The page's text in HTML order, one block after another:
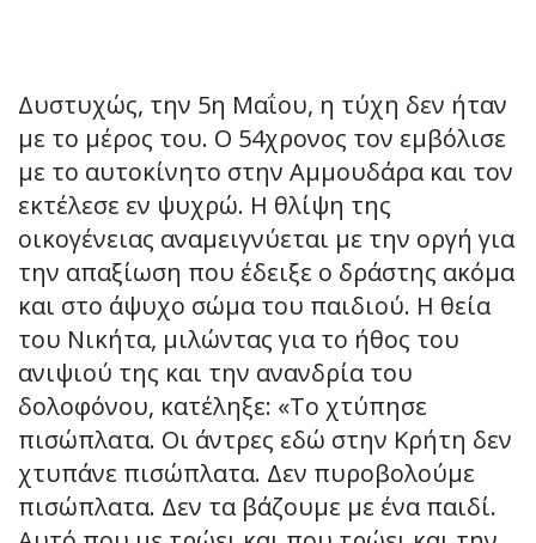
Δυστυχώς, την 5η Μαΐου, η τύχη δεν ήταν
με το μέρος του. Ο 54χρονος τον εμβόλισε
με το αυτοκίνητο στην Αμμουδάρα και τον
εκτέλεσε εν ψυχρώ. Η θλίψη της
οικογένειας αναμειγνύεται με την οργή για
την απαξίωση που έδειξε ο δράστης ακόμα
και στο άψυχο σώμα του παιδιού. Η θεία
του Νικήτα, μιλώντας για το ήθος του
ανιψιού της και την ανανδρία του
δολοφόνου, κατέληξε: «Το χτύπησε
πισώπλατα. Οι άντρες εδώ στην Κρήτη δεν
χτυπάνε πισώπλατα. Δεν πυροβολούμε
πισώπλατα. Δεν τα βάζουμε με ένα παιδί.